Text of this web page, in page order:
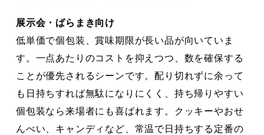
展示会・ばらまき向け
低単価で個包装、賞味期限が長い品が向いていま
す。一点あたりのコストを抑えつつ、数を確保する
ことが優先されるシーンです。配り切れずに余って
も日持ちすれば無駄になりにくく、持ち帰りやすい
個包装なら来場者にも喜ばれます。クッキーやおせ
んべい、キャンディなど、常温で日持ちする定番の